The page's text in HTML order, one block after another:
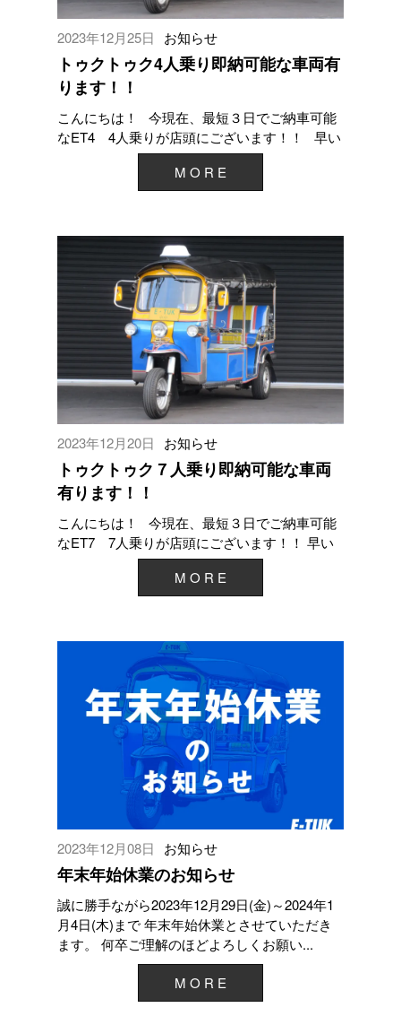
2023年12月25日 お知らせ
トゥクトゥク4人乗り即納可能な車両有
ります！！
こんにちは！ 今現在、最短３日でご納車可能
なET4 4人乗りが店頭にございます！！ 早い
者勝ちとなりますので、早...
M O R E
2023年12月20日 お知らせ
トゥクトゥク７人乗り即納可能な車両
有ります！！
こんにちは！ 今現在、最短３日でご納車可能
なET7 7人乗りが店頭にございます！！ 早い
者勝ちとなりますので、早めに納車したい...
M O R E
2023年12月08日 お知らせ
年末年始休業のお知らせ
誠に勝手ながら2023年12月29日(金)～2024年1
月4日(木)まで 年末年始休業とさせていただき
ます。 何卒ご理解のほどよろしくお願い...
M O R E